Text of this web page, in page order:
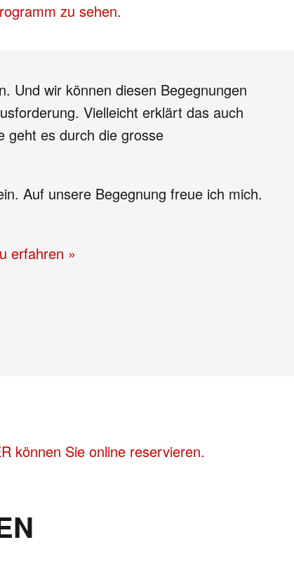
zu sehen.
Und wir können diesen Begegnungen
Vielleicht erklärt das auch
geht es durch die grosse
Auf unsere Begegnung freue ich mich.
erfahren »
können Sie online reservieren.